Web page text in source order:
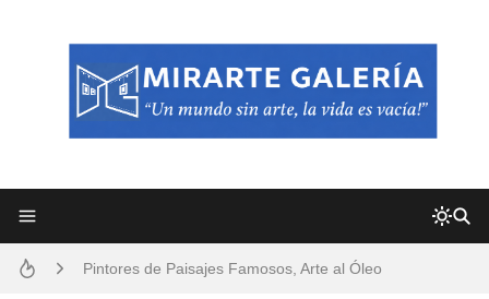
Pintores de Paisajes Famosos, Arte al Óleo